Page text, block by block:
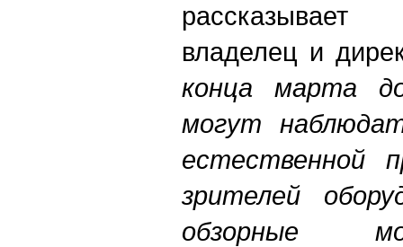
владелец и
конца марта
могут
естественной
зрителей